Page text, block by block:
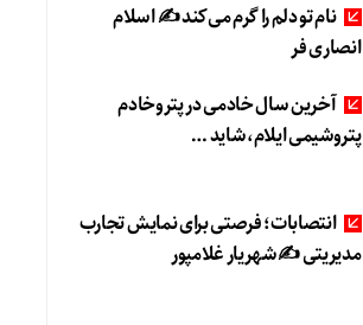
نام تو دلم را گرم می‌کند ✍️ اسلام
انصاری فر
آخرین سال خادمی در پتروخادم
پتروشیمی ایلام، شاید …
انتصابات؛ فرصتی برای نمایش تجارب
مدیریتی ✍ شهریار غلامپور